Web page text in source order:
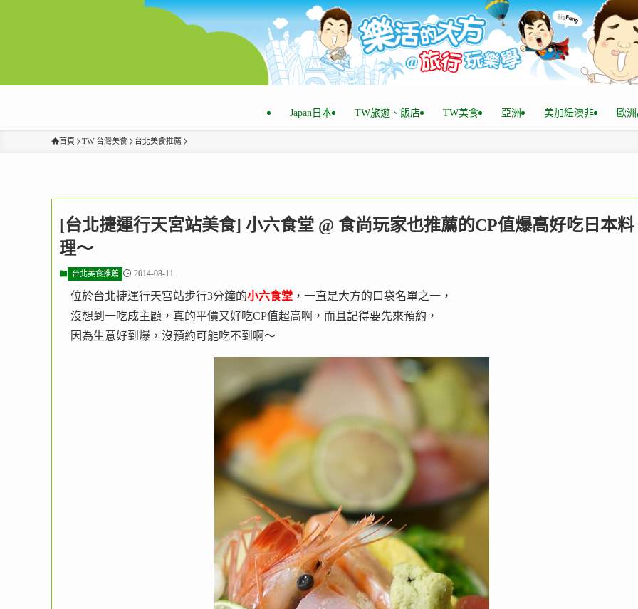
Japan日本 TW旅遊、飯店 TW美食 亞洲 美加紐澳非 歐洲
首頁 TW 台灣美食 台北美食推薦
[台北捷運行天宮站美食] 小六食堂 @ 食尚玩家也推薦的CP值爆高好吃日本料
理～
台北美食推薦 2014-08-11
位於台北捷運行天宮站步行3分鐘的小六食堂 ，一直是大方的口袋名單之一，
沒想到一吃成主顧，真的平價又好吃CP值超高啊，而且記得要先來預約，
因為生意好到爆，沒預約可能吃不到啊～